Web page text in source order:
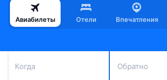
Авиабилеты Отели Впечатления
Когда Обратно